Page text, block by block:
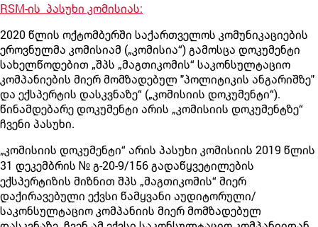
RSM-ის პასუხი კომისიას:
2020 წლის ოქტომბერში საქართველოს კომუნიკაციების
ეროვნულმა კომისიამ („კომისია“) გამოსცა დოკუმენტი
სახელწოდებით „შპს „მაგთიკომის“ საკონსულტაციო
კომპანიების მიერ მომზადებულ "პოლიტიკის ანგარიშზე"
და ექსპერტის დასკვნაზე“ („კომისიის დოკუმენტი“).
წინამდებარე დოკუმენტი არის „კომისიის დოკუმენტზე“
ჩვენი პასუხი.
„კომისიის დოკუმენტი“ არის პასუხი კომისიის 2019 წლის
31 დეკემბრის № გ-20-9/156 გადაწყვეტილების
ექსპერტიზის მიზნით შპს „მაგთიკომის“ მიერ
დაქირავებული ექვსი წამყვანი აუდიტორული/
საკონსულტაციო კომპანიის მიერ მომზადებულ